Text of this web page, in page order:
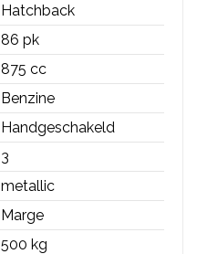
Hatchback
86 pk
875 cc
Benzine
Handgeschakeld
3
metallic
Marge
500 kg